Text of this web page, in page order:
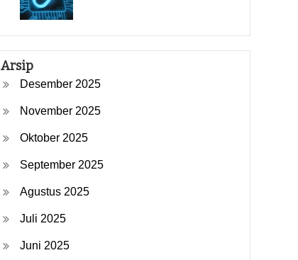
Arsip
Desember 2025
November 2025
Oktober 2025
September 2025
Agustus 2025
Juli 2025
Juni 2025